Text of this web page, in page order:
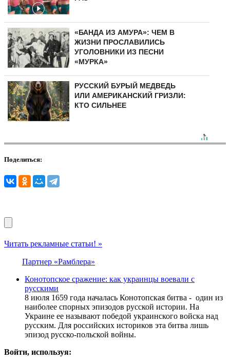
«БАНДА ИЗ АМУРА»: ЧЕМ В
ЖИЗНИ ПРОСЛАВИЛИСЬ
УГОЛОВНИКИ ИЗ ПЕСНИ
«МУРКА»
РУССКИЙ БУРЫЙ МЕДВЕДЬ
ИЛИ АМЕРИКАНСКИЙ ГРИЗЛИ:
КТО СИЛЬНЕЕ
Поделиться:
Читать рекламные статьи! »
Партнер «Рамблера»
Конотопское сражение: как украинцы воевали с
русскими
8 июля 1659 года началась Конотопская битва - один из
наиболее спорных эпизодов русской истории. На
Украине ее называют победой украинского войска над
русским. Для российских историков эта битва лишь
эпизод русско-польской войны.
Войти, используя: